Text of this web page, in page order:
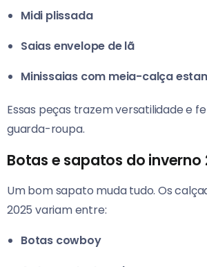
Midi plissada
Saias envelope de lã
Minissaias com meia-calça
Essas peças trazem versatilidade e
guarda-roupa.
Botas e sapatos do inverno
Um bom sapato muda tudo. Os
2025 variam entre:
Botas cowboy